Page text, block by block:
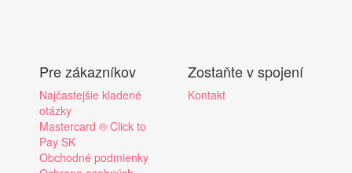
Pre zákazníkov
Najčastejšie kladené
otázky
Mastercard ® Click to
Pay SK
Obchodné podmienky
Zostaňte v spojení
Kontakt